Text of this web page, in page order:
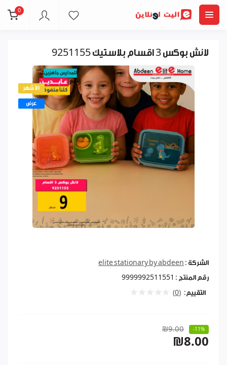
0
لانش بوكس 3 اقسام بلاستيك 9251155
الأشهر
عرض
الشركة : elite stationary by abdeen
رقم المنتج : 9999992511551
التقييم: (0)
₪9.00 -11%
₪8.00